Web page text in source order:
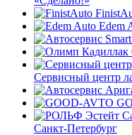
Edem
Сервисный центр
Санкт-Петербург